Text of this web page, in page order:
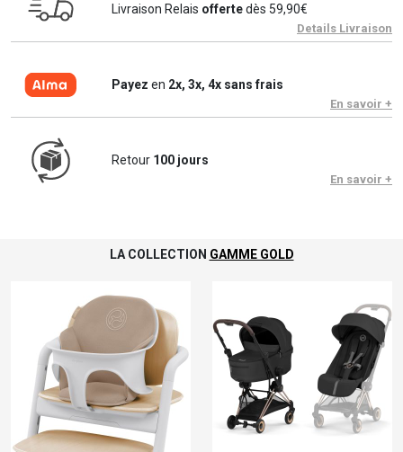
Livraison Relais offertedès 59,90€
Details Livraison
Payez en 2x, 3x, 4x sans frais
En savoir +
Retour 100 jours
En savoir +
LA COLLECTION GAMME GOLD